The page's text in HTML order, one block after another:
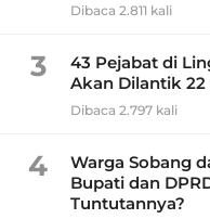
Dibaca 2.811 kali
3
43 Pejabat di
Akan Dilantik
Dibaca 2.797 kali
4
Warga Sobang
Bupati dan
Tuntutannya?